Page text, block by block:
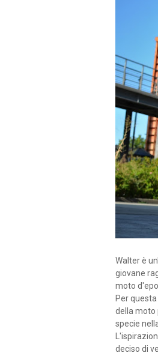
Walter è
giovane
moto
Per
della moto
specie
deciso di